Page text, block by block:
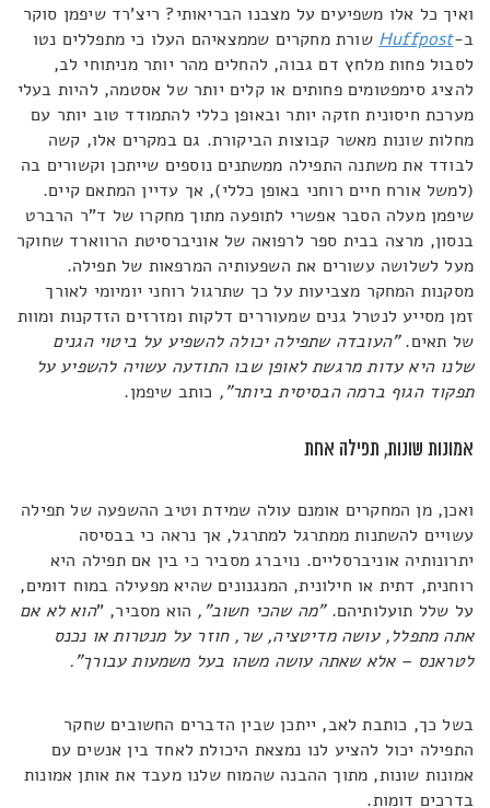
ואיך כל אלו משפיעים על מצבנו הבריאותי? ריצ'רד שיפמן סוקר
ב-Huffpost שורת מחקרים שממצאיהם העלו כי מתפללים נטו
לסבול פחות מלחץ דם גבוה, להחלים מהר יותר מניתוחי לב,
להציג סימפטומים פחותים או קלים יותר של אסטמה, להיות בעלי
מערכת חיסונית חזקה יותר ובאופן כללי להתמודד טוב יותר עם
מחלות שונות מאשר קבוצות הביקורת. גם במקרים אלו, קשה
לבודד את משתנה התפילה ממשתנים נוספים שייתכן וקשורים בה
(למשל אורח חיים רוחני באופן כללי), אך עדיין המתאם קיים.
שיפמן מעלה הסבר אפשרי לתופעה מתוך מחקרו של ד"ר הרברט
בנסון, מרצה בבית ספר לרפואה של אוניברסיטת הרווארד שחוקר
מעל לשלושה עשורים את השפעותיה המרפאות של תפילה.
מסקנות המחקר מצביעות על כך שתרגול רוחני יומיומי לאורך
זמן מסייע לנטרל גנים שמעוררים דלקות ומזרזים הזדקנות ומוות
של תאים."העובדה שתפילה יכולה להשפיע על ביטוי הגנים
שלנו היא עדות מרגשת לאופן שבו התודעה עשויה להשפיע על
תפקוד הגוף ברמה הבסיסית ביותר", כותב שיפמן.
אמונות שונות, תפילה אחת
ואכן, מן המחקרים אומנם עולה שמידת וטיב ההשפעה של תפילה
עשויים להשתנות ממתרגל למתרגל, אך נראה כי בבסיסה
יתרונותיה אוניברסליים. נויברג מסביר כי בין אם תפילה היא
רוחנית, דתית או חילונית, המנגנונים שהיא מפעילה במוח דומים,
על שלל תועלותיהם."מה שהכי חשוב", הוא מסביר, "הוא לא אם
אתה מתפלל, עושה מדיטציה, שר, חוזר על מנטרות או נכנס
לטראנס – אלא שאתה עושה משהו בעל משמעות עבורך".
בשל כך, כותבת לאב, ייתכן שבין הדברים החשובים שחקר
התפילה יכול להציע לנו נמצאת היכולת לאחד בין אנשים עם
אמונות שונות, מתוך ההבנה שהמוח שלנו מעבד את אותן אמונות
בדרכים דומות.